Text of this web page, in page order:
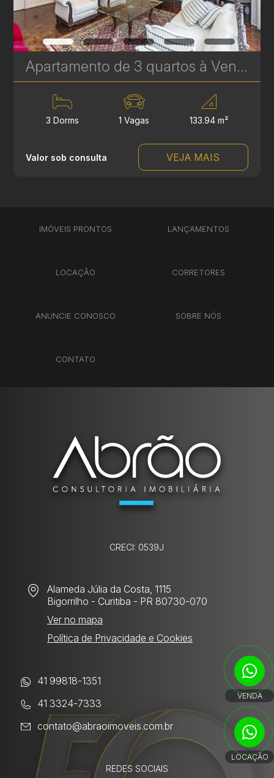
Apartamento de 3 quartos à Venda no Água Verde - Edifício Anaterra - 133 m² | Ref. 1836
3 Dorms 1 Vagas 133.94 m²
Valor sob consulta VEJA MAIS
IMÓVEIS PRONTOS LANÇAMENTOS
LOCAÇÃO CORRETORES
ANUNCIE CONOSCO SOBRE NÓS
CONTATO
CRECI: 0539J
Alameda Júlia da Costa, 1115
Bigorrilho - Curitiba - PR 80730-070
Ver no mapa
Política de Privacidade e Cookies
41 99818-1351
41 3324-7333
contato@abraoimoveis.com.br
REDES SOCIAIS
VENDA
LOCAÇÃO